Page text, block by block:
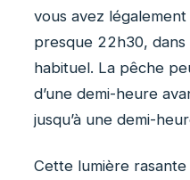
vous avez légalement
presque 22h30,
habituel. La pêche
d’une demi-heure
jusqu’à une demi-
Cette lumière